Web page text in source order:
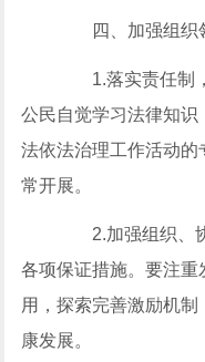
四、加强组织
1.落实责任制，
公民自觉学习法律知
法依法治理工作活动
常开展。
2.加强组织、协
各项保证措施。要注
用，探索完善激励机
康发展。